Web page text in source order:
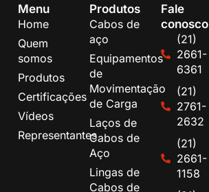
Menu
Home
Quem
somos
Produtos
Certificações
Vídeos
Representantes
Produtos
Cabos de
aço
Equipamentos
de
Movimentação
de Carga
Laços de
Cabos de
Aço
Lingas de
Cabos de
Fale
conosco
(21)
2661-
6361
(21)
2761-
2632
(21)
2661-
1158